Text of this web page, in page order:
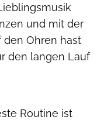
und mit der
den Ohren hast
den langen Lauf
Routine ist